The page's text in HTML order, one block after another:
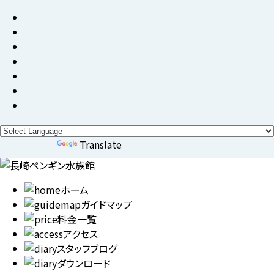
Translate
ホーム
ガイドマップ
料金一覧
アクセス
スタッフブログ
ダウンロード